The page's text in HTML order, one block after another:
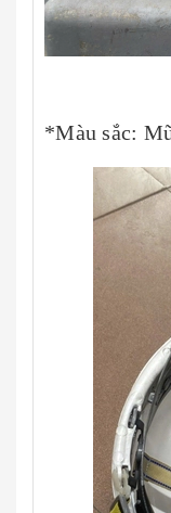
*Màu sắc: